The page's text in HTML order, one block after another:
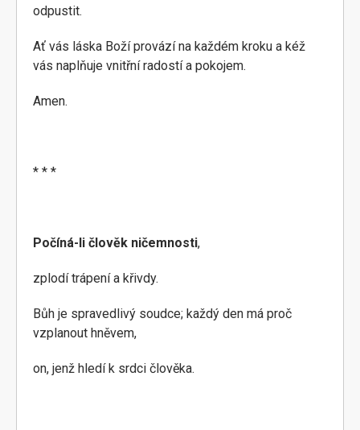
odpustit.
Ať vás láska Boží provází na každém kroku a kéž
vás naplňuje vnitřní radostí a pokojem.
Amen.
* * *
Počíná-li člověk ničemnosti,
zplodí trápení a křivdy.
Bůh je spravedlivý soudce; každý den má proč
vzplanout hněvem,
on, jenž hledí k srdci člověka.